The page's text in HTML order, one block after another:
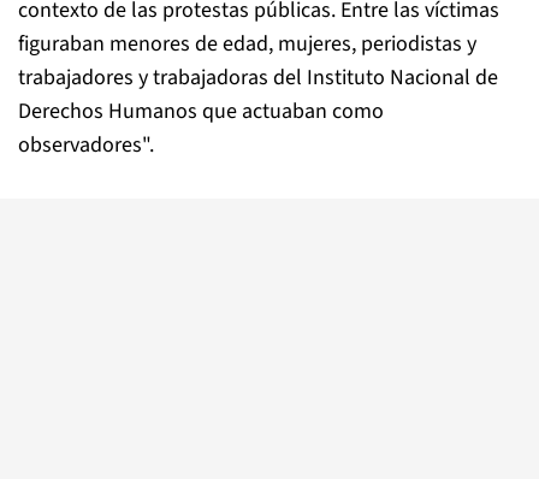
contexto de las protestas públicas. Entre las víctimas
figuraban menores de edad, mujeres, periodistas y
trabajadores y trabajadoras del Instituto Nacional de
Derechos Humanos que actuaban como
observadores".